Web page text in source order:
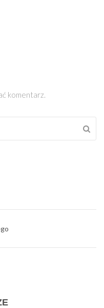
komentarz.